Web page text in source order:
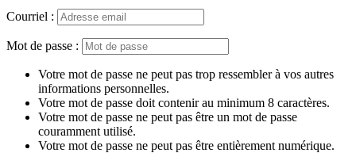
Courriel :
Mot de passe :
Votre mot de passe ne peut pas trop ressembler à vos autres
informations personnelles.
Votre mot de passe doit contenir au minimum 8 caractères.
Votre mot de passe ne peut pas être un mot de passe
couramment utilisé.
Votre mot de passe ne peut pas être entièrement numérique.